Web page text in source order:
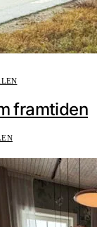
framtiden